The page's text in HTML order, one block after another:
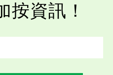
按資訊！